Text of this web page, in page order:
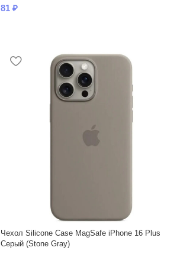
81 ₽
Чехол Silicone Case MagSafe iPhone 16 Plus
Серый (Stone Gray)